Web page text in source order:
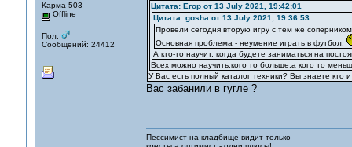
Карма 503
Offline
Пол:
Сообщений: 24412
Цитата: Егор от 13 July 2021, 19:42:01
Цитата: gosha от 13 July 2021, 19:36:53
Провели сегодня вторую игру с тем же
Основная проблема - неумение играть в футбол.
А кто-то научит, когда будете заниматься на
Всех можно научить.кого то больше,а кого то
У Вас есть полный каталог техники? Вы знаете кто
Вас забанили в гугле ?
Пессимист на кладбище видит только